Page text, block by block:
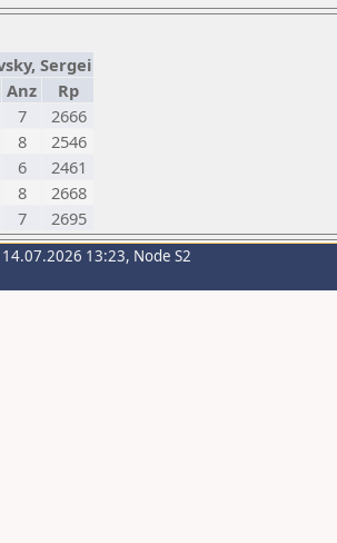
Sergei
Anz
Rp
7
2666
8
2546
6
2461
8
2668
7 2695
14.07.2026 13:23, Node S2